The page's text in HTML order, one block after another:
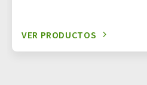
VER PRODUCTOS